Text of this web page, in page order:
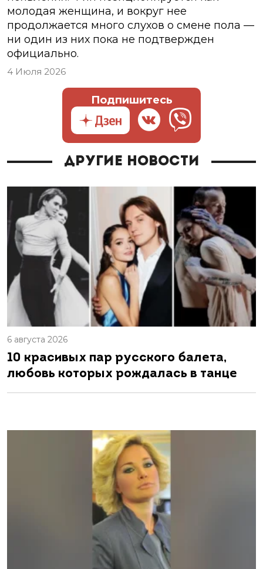
молодая женщина, и вокруг нее
продолжается много слухов о смене пола —
ни один из них пока не подтвержден
официально.
4 Июля 2026
Подпишитесь
Другие новости
6 августа 2026
10 красивых пар русского балета,
любовь которых рождалась в танце